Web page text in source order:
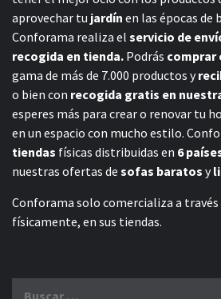
aprovechar tu jardín en las épocas de
Conforama realiza el servicio de
recogida en tienda. Podrás comprar
gama de más de 7.000 productos y
o bien con recogida gratis en
esperes más para crear o renovar tu
en un espacio con mucho estilo.
tiendas físicas distribuidas en 6
nuestras ofertas de sofas baratos y
Conforama solo comercializa a través
físicamente, en sus tiendas.